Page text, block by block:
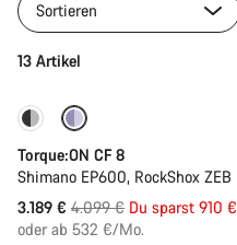
Sortieren
13 Artikel
-22%
Torque:ON CF 8
Shimano EP600, RockShox ZEB
3.189 € Ursprungspreis
4.099 € Du sparst 910 €
oder ab 532 €/Mo.